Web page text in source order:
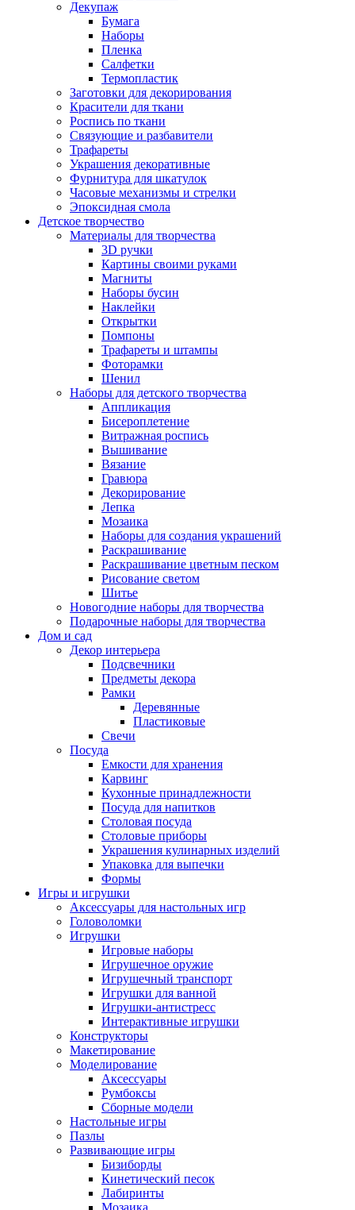
Декупаж
Бумага
Наборы
Пленка
Салфетки
Термопластик
Заготовки для декорирования
Красители для ткани
Роспись по ткани
Связующие и разбавители
Трафареты
Украшения декоративные
Фурнитура для шкатулок
Часовые механизмы и стрелки
Эпоксидная смола
Детское творчество
Материалы для творчества
3D ручки
Картины своими руками
Магниты
Наборы бусин
Наклейки
Открытки
Помпоны
Трафареты и штампы
Фоторамки
Шенил
Наборы для детского творчества
Аппликация
Бисероплетение
Витражная роспись
Вышивание
Вязание
Гравюра
Декорирование
Лепка
Мозаика
Наборы для создания украшений
Раскрашивание
Раскрашивание цветным песком
Рисование светом
Шитье
Новогодние наборы для творчества
Подарочные наборы для творчества
Дом и сад
Декор интерьера
Подсвечники
Предметы декора
Рамки
Деревянные
Пластиковые
Свечи
Посуда
Емкости для хранения
Карвинг
Кухонные принадлежности
Посуда для напитков
Столовая посуда
Столовые приборы
Украшения кулинарных изделий
Упаковка для выпечки
Формы
Игры и игрушки
Аксессуары для настольных игр
Головоломки
Игрушки
Игровые наборы
Игрушечное оружие
Игрушечный транспорт
Игрушки для ванной
Игрушки-антистресс
Интерактивные игрушки
Конструкторы
Макетирование
Моделирование
Аксессуары
Румбоксы
Сборные модели
Настольные игры
Пазлы
Развивающие игры
Бизиборды
Кинетический песок
Лабиринты
Мозаика